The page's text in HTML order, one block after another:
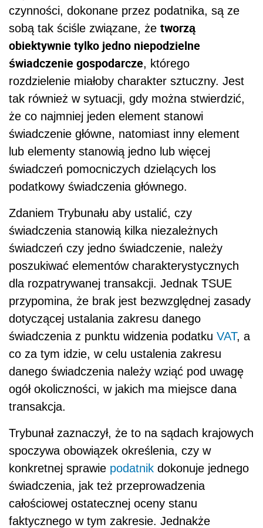
czynności, dokonane przez podatnika, są ze
sobą tak ściśle związane, że tworzą
obiektywnie tylko jedno niepodzielne
świadczenie gospodarcze, którego
rozdzielenie miałoby charakter sztuczny. Jest
tak również w sytuacji, gdy można stwierdzić,
że co najmniej jeden element stanowi
świadczenie główne, natomiast inny element
lub elementy stanowią jedno lub więcej
świadczeń pomocniczych dzielących los
podatkowy świadczenia głównego.
Zdaniem Trybunału aby ustalić, czy
świadczenia stanowią kilka niezależnych
świadczeń czy jedno świadczenie, należy
poszukiwać elementów charakterystycznych
dla rozpatrywanej transakcji. Jednak TSUE
przypomina, że brak jest bezwzględnej zasady
dotyczącej ustalania zakresu danego
świadczenia z punktu widzenia podatku VAT, a
co za tym idzie, w celu ustalenia zakresu
danego świadczenia należy wziąć pod uwagę
ogół okoliczności, w jakich ma miejsce dana
transakcja.
Trybunał zaznaczył, że to na sądach krajowych
spoczywa obowiązek określenia, czy w
konkretnej sprawie podatnik dokonuje jednego
świadczenia, jak też przeprowadzenia
całościowej ostatecznej oceny stanu
faktycznego w tym zakresie. Jednakże